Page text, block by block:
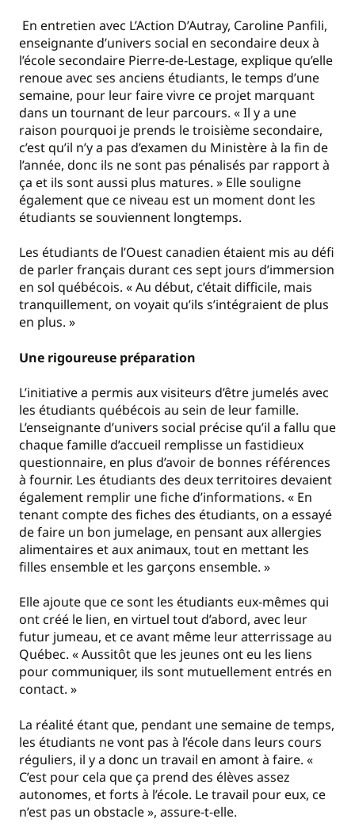
En entretien avec L’Action D’Autray, Caroline Panfili,
enseignante d’univers social en secondaire deux à
l’école secondaire Pierre-de-Lestage, explique qu’elle
renoue avec ses anciens étudiants, le temps d’une
semaine, pour leur faire vivre ce projet marquant
dans un tournant de leur parcours. « Il y a une
raison pourquoi je prends le troisième secondaire,
c’est qu’il n’y a pas d’examen du Ministère à la fin de
l’année, donc ils ne sont pas pénalisés par rapport à
ça et ils sont aussi plus matures. » Elle souligne
également que ce niveau est un moment dont les
étudiants se souviennent longtemps.
Les étudiants de l’Ouest canadien étaient mis au défi
de parler français durant ces sept jours d’immersion
en sol québécois. « Au début, c’était difficile, mais
tranquillement, on voyait qu’ils s’intégraient de plus
en plus. »
Une rigoureuse préparation
L’initiative a permis aux visiteurs d’être jumelés avec
les étudiants québécois au sein de leur famille.
L’enseignante d’univers social précise qu’il a fallu que
chaque famille d’accueil remplisse un fastidieux
questionnaire, en plus d’avoir de bonnes références
à fournir. Les étudiants des deux territoires devaient
également remplir une fiche d’informations. « En
tenant compte des fiches des étudiants, on a essayé
de faire un bon jumelage, en pensant aux allergies
alimentaires et aux animaux, tout en mettant les
filles ensemble et les garçons ensemble. »
Elle ajoute que ce sont les étudiants eux-mêmes qui
ont créé le lien, en virtuel tout d’abord, avec leur
futur jumeau, et ce avant même leur atterrissage au
Québec. « Aussitôt que les jeunes ont eu les liens
pour communiquer, ils sont mutuellement entrés en
contact. »
La réalité étant que, pendant une semaine de temps,
les étudiants ne vont pas à l’école dans leurs cours
réguliers, il y a donc un travail en amont à faire. «
C’est pour cela que ça prend des élèves assez
autonomes, et forts à l’école. Le travail pour eux, ce
n’est pas un obstacle », assure-t-elle.